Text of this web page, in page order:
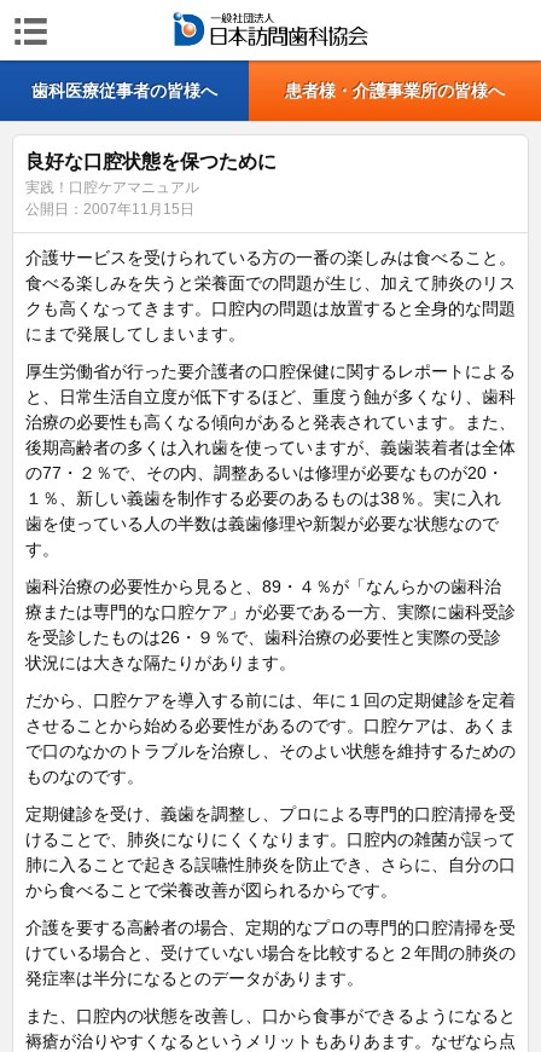
歯科医療従事者の皆様へ 患者様・介護事業所の皆様へ
良好な口腔状態を保つために
実践！口腔ケアマニュアル
公開日： 2007年11月15日
介護サービスを受けられている方の一番の楽しみは食べること。
食べる楽しみを失うと栄養面での問題が生じ、加えて肺炎のリス
クも高くなってきます。口腔内の問題は放置すると全身的な問題
にまで発展してしまいます。
厚生労働省が行った要介護者の口腔保健に関するレポートによる
と、日常生活自立度が低下するほど、重度う蝕が多くなり、歯科
治療の必要性も高くなる傾向があると発表されています。また、
後期高齢者の多くは入れ歯を使っていますが、義歯装着者は全体
の77・２％で、その内、調整あるいは修理が必要なものが20・
１％、新しい義歯を制作する必要のあるものは38％。実に入れ
歯を使っている人の半数は義歯修理や新製が必要な状態なので
す。
歯科治療の必要性から見ると、89・４％が「なんらかの歯科治
療または専門的な口腔ケア」が必要である一方、実際に歯科受診
を受診したものは26・９％で、歯科治療の必要性と実際の受診
状況には大きな隔たりがあります。
だから、口腔ケアを導入する前には、年に１回の定期健診を定着
させることから始める必要性があるのです。口腔ケアは、あくま
で口のなかのトラブルを治療し、そのよい状態を維持するための
ものなのです。
定期健診を受け、義歯を調整し、プロによる専門的口腔清掃を受
けることで、肺炎になりにくくなります。口腔内の雑菌が誤って
肺に入ることで起きる誤嚥性肺炎を防止でき、さらに、自分の口
から食べることで栄養改善が図られるからです。
介護を要する高齢者の場合、定期的なプロの専門的口腔清掃を受
けている場合と、受けていない場合を比較すると２年間の肺炎の
発症率は半分になるとのデータがあります。
また、口腔内の状態を改善し、口から食事ができるようになると
褥瘡が治りやすくなるというメリットもありあます。なぜなら点